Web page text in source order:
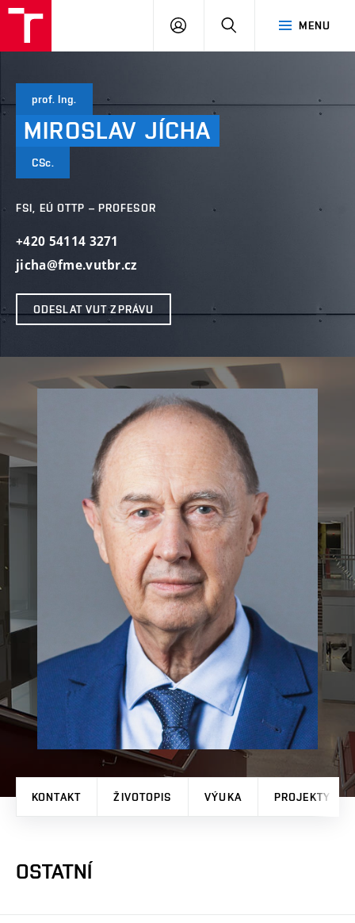
MENU
PŘIHLÁSIT
prof. Ing.
MIROSLAV JÍCHA
CSc.
FSI, EÚ OTTP – PROFESOR
+420 54114 3271
jicha@fme.vutbr.cz
ODESLAT VUT ZPRÁVU
KONTAKT ŽIVOTOPIS VÝUKA PROJEKTY
OSTATNÍ